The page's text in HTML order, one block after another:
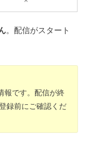
。配信がスタート
報です。配信が終
録前にご確認くだ